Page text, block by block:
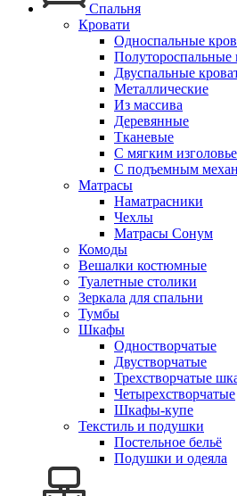
Спальня
Кровати
Односпальные
Полутороспальные
Двуспальные
Металлические
Из массива
Деревянные
Тканевые
С мягким
С подъемным
Матрасы
Наматрасники
Чехлы
Матрасы Сонум
Комоды
Вешалки костюмные
Туалетные столики
Зеркала для спальни
Тумбы
Шкафы
Одностворчатые
Двустворчатые
Трехстворчатые
Четырехстворчатые
Шкафы-купе
Текстиль и подушки
Постельное бельё
Подушки и одеяла